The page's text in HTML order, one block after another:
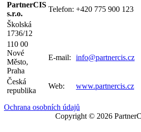
PartnerCIS
s.r.o.
Telefon: +420 775 900 123
Školská
1736/12
110 00
Nové
Město,
Praha
E-mail: info@partnercis.cz
Česká
republika
Web: www.partnercis.cz
Ochrana osobních údajů
Copyright © 2026